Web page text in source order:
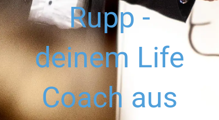
Rupp -
deinem Life
Coach aus